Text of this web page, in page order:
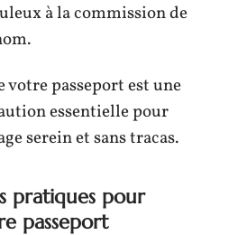
à la commission de
votre passeport est une
essentielle pour
serein et sans tracas.
pratiques pour
passeport